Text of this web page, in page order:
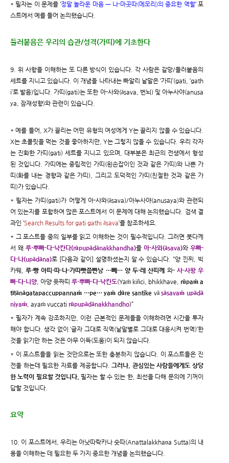
* 필자는 이 문제를 ‘정말 놀라운 마음 ㅡ 나-마곳따(메모리)의 중요한 역할’ 포
스트에서 예를 들어 논의했습니다.
들러붙음은 우리의 습관/성격(가띠)에 기초한다
9. 위 사항을 이해하는 또 다른 방식이 있습니다. 각 사람은 갈망/들러붙음의
세트를 지니고 있습니다. 이 개념을 나타내는 빠알리 낱말은 ‘가띠’(gati, ‘gath
i’로 발음)입니다. 가띠(gati)는 또한 아-사와(āsava, 번뇌) 및 아누사야(anusa
ya, 잠재성향)와 관련이 있습니다.
* 예를 들어, X가 끌리는 어떤 유형의 여성에게 Y는 끌리지 않을 수 있습니다.
X는 초콜릿을 먹는 것을 좋아하지만, Y는 그렇지 않을 수 있습니다. 우리 각자
는 진화한 가띠(gati) 세트를 지니고 있으며, 대부분은 최근의 전생에서 형성
된 것입니다. 가띠에는 중립적인 가띠(왼손잡이인 것과 같은 가띠)와 나쁜 가
띠(화를 내는 경향과 같은 가띠), 그리고 도덕적인 가띠(친절한 것과 같은 가
띠)가 있습니다.
* 필자는 가띠(gati)가 어떻게 아-사와(āsava)/아누사야(anusaya)와 관련되
어 있는지를 포함하여 많은 포스트에서 이 문제에 대해 논의했습니다. 검색 결
과인 ‘Search Results for gati gathi āsava’를 참조하세요.
* 그 포스트들 중의 일부를 읽고 이해하는 것이 필수적입니다. 그러면 붓다께
서 왜 루-뿌빠-다-낙칸다(rūpupādānakkhandha)를 아-사와(āsava)와 우빠-
다-나(upādāna)로 [다음과 같이] 설명하셨는지 알 수 있습니다. “양 낀찌, 빅
카웨,루-빵 아띠-따-나-가따빳쭙빤낭 …뻬… 양 두-레 산띠께 와- 사-사왕 우
빠-다-니양, 아양 윳짜띠 루-뿌빠-다-낙칸도(Yaṁ kiñci, bhikkhave, rūpaṁ a
tītānāgatapaccuppannaṁ …pe… yaṁ dūre santike vāsāsavaṁ upādā
niyaṁ , ayaṁ vuccati rūpupādānakkhandho)”
* 필자가 계속 강조하지만, 이런 근본적인 문제들을 이해하려면 시간을 투자
해야 합니다. 생각 없이 ‘글자 그대로 직역(낱말별로 그대로 대응시켜 번역)’한
것을 읽기만 하는 것은 아무 이득(도움)이 되지 않습니다.
* 이 포스트들을 읽는 것만으로는 또한 충분하지 않습니다. 이 포스트들은 진
전을 하는데 필요한 자료를 제공합니다.그러나, 관심있는 사람들에게도 상당
한 노력이 필요할 것입니다. 필자는 할 수 있는 한, 최선을 다해 문의에 기꺼이
답할 것입니다.
요약
10. 이 포스트에서, 우리는 아낫따락카나 숫따(Anattalakkhaṇa Sutta)의 내
용을 이해하는 데 필요한 두 가지 중요한 개념을 논의했습니다.